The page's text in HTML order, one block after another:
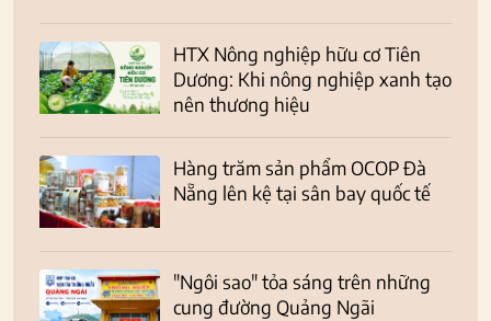
HTX Nông nghiệp hữu cơ Tiên
Dương: Khi nông nghiệp xanh tạo
nên thương hiệu
Hàng trăm sản phẩm OCOP Đà
Nẵng lên kệ tại sân bay quốc tế
"Ngôi sao" tỏa sáng trên những
cung đường Quảng Ngãi